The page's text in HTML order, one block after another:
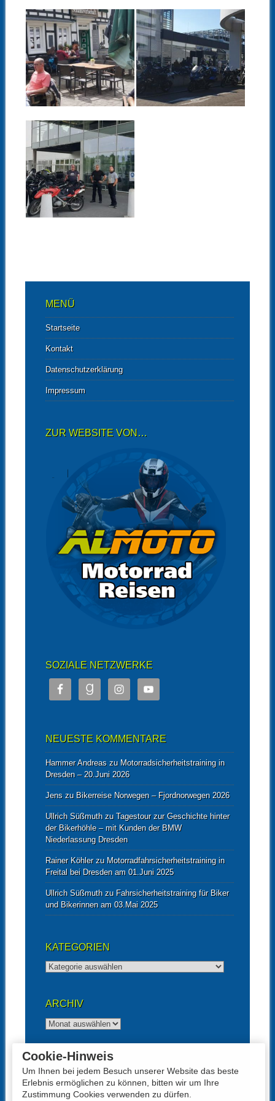
06.07.20
MOTORRADKUND
ENTOUR BMW-
MOTORRAD –
NIEDERLASSUNG
DÜSSELDORF –
28.JUNI 2020
▶
22.06.20
MOTORRADKUND
ENTOUR BMW-
MOTORRAD –
NIEDERLASSUNG
ESSEN – 21.JUNI
2020
19.06.20
MOTORRADKUND
ENTOUR BMW-
MOTORRAD –
NIEDERLASSUNG
DORTMUND –
14.JUNI 2020
MENÜ
Startseite
Kontakt
Datenschutzerklärung
Impressum
ZUR WEBSITE VON…
SOZIALE NETZWERKE
NEUESTE KOMMENTARE
Hammer Andreaszu Motorradsicherheitstraining in
Dresden – 20.Juni 2026
Jenszu Bikerreise Norwegen – Fjordnorwegen 2026
Ullrich Süßmuthzu Tagestour zur Geschichte hinter
der Bikerhöhle – mit Kunden der BMW
Niederlassung Dresden
Rainer Köhlerzu Motorradfahrsicherheitstraining in
Freital bei Dresden am 01.Juni 2025
Ullrich Süßmuthzu Fahrsicherheitstraining für Biker
und Bikerinnen am 03.Mai 2025
KATEGORIEN
Kategorien
ARCHIV
Archiv
UNTERSTÜTZT VON
Cookie-Hinweis
Um Ihnen bei jedem Besuch unserer Website das beste
Erlebnis ermöglichen zu können, bitten wir um Ihre
Zustimmung Cookies verwenden zu dürfen.